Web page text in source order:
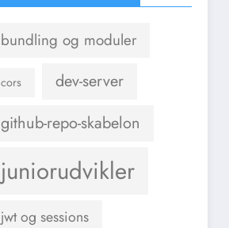
bundling og moduler
cors
dev-server
github-repo-skabelon
juniorudvikler
jwt og sessions